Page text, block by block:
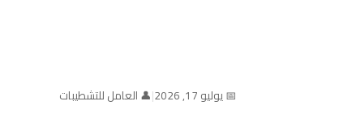
📅 يوليو 17, 2026 |👤 العامل للتشطيبات